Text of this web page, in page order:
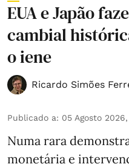
EUA e Japão
cambial
o iene
Ricardo Simões
Publicado a: 05 Agosto 2026,
Numa rara
monetária e